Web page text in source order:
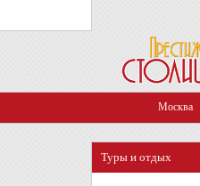
Москва
Туры и отдых